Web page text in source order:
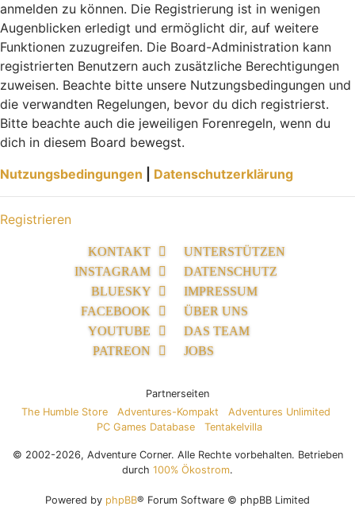
anmelden zu können. Die Registrierung ist in wenigen
Augenblicken erledigt und ermöglicht dir, auf weitere
Funktionen zuzugreifen. Die Board-Administration kann
registrierten Benutzern auch zusätzliche Berechtigungen
zuweisen. Beachte bitte unsere Nutzungsbedingungen und
die verwandten Regelungen, bevor du dich registrierst.
Bitte beachte auch die jeweiligen Forenregeln, wenn du
dich in diesem Board bewegst.
Nutzungsbedingungen
Datenschutzerklärung
Registrieren
KONTAKT
INSTAGRAM
BLUESKY
FACEBOOK
YOUTUBE
PATREON
UNTERSTÜTZEN
DATENSCHUTZ
IMPRESSUM
ÜBER UNS
DAS TEAM
JOBS
Partnerseiten
The Humble Store
Adventures-Kompakt
Adventures Unlimited
PC Games Database
Tentakelvilla
© 2002-2026, Adventure Corner. Alle Rechte vorbehalten. Betrieben
durch 100% Ökostrom.
Powered by phpBB® Forum Software © phpBB Limited